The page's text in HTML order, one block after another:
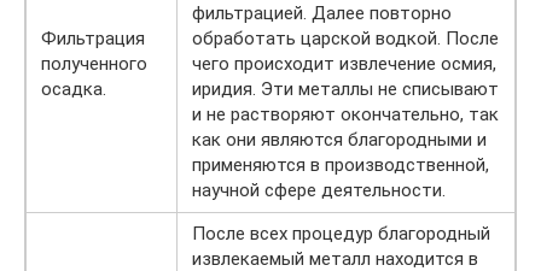
Фильтрация
полученного
осадка.
фильтрацией. Далее повторно
обработать царской водкой. После
чего происходит извлечение осмия,
иридия. Эти металлы не списывают
и не растворяют окончательно, так
как они являются благородными и
применяются в производственной,
научной сфере деятельности.
После всех процедур благородный
извлекаемый металл находится в